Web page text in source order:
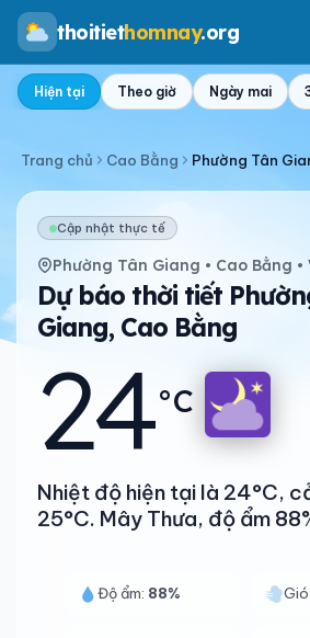
thoitiethomnay.org
Hiện tại Theo giờ Ngày mai
Trang chủ Cao Bằng Phường Tân
Cập nhật thực tế
Phường Tân Giang • Cao Bằng
Dự báo thời tiết
Giang, Cao Bằng
24°C
Nhiệt độ hiện tại là 24°C,
25°C. Mây Thưa, độ ẩm
Độ ẩm: 88%